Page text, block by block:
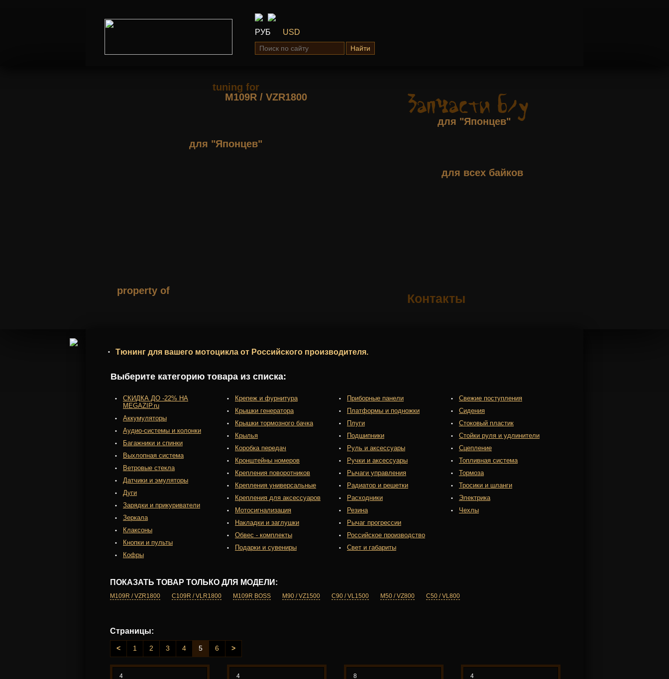
РУБ USD
Найти
tuning for
М109R / VZR1800
для "Японцев"
для "Японцев"
property of
для всех байков
Контакты
Тюнинг для вашего мотоцикла от Российского производителя.
Выберите категорию товара из списка:
СКИДКА ДО -22% НА
MEGAZIP.ru
Аккумуляторы
Аудио-системы и колонки
Багажники и спинки
Выхлопная система
Ветровые стекла
Датчики и эмуляторы
Дуги
Зарядки и прикуриватели
Зеркала
Клаксоны
Кнопки и пульты
Кофры
Крепеж и фурнитура
Крышки генератора
Крышки тормозного бачка
Крылья
Коробка передач
Кронштейны номеров
Крепления поворотников
Крепления универсальные
Крепления для аксессуаров
Мотосигнализация
Накладки и заглушки
Обвес - комплекты
Подарки и сувениры
Приборные панели
Платформы и подножки
Плуги
Подшипники
Руль и аксессуары
Ручки и аксессуары
Рычаги управления
Радиатор и решетки
Расходники
Резина
Рычаг прогрессии
Российское производство
Свет и габариты
Свежие поступления
Сидения
Стоковый пластик
Стойки руля и удлинители
Сцепление
Топливная система
Тормоза
Тросики и шланги
Электрика
Чехлы
ПОКАЗАТЬ ТОВАР ТОЛЬКО ДЛЯ МОДЕЛИ:
M109R / VZR1800 C109R / VLR1800 M109R BOSS M90 / VZ1500 C90 / VL1500 M50 / VZ800 C50 / VL800
Страницы:
< 1 2 3 4 5 6 >
4 4 8 4